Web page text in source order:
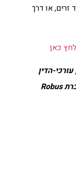
זרים, או דרך
לחץ כאן
הדין
Robus